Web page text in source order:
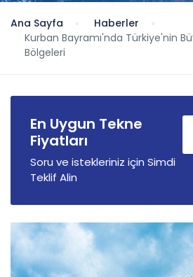
Ana Sayfa
Haberler
Kurban Bayramı'nda Türkiye'nin
Bölgeleri
En Uygun Tekne
Fiyatları
Soru ve istekleriniz için Simdi
Teklif Alin